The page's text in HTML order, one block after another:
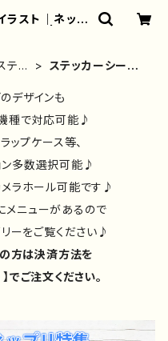
ラスト｜ネップ
ー/グッズ/人
貨屋アリうさ
テッ
｜お
ル
ステッカーシール
プリ｜男の子｜お
しゃれ｜人気
デザインも
種で対応可能♪
ップケース等、
ン多数選択可能♪
ラホール可能です♪
メニューがあるので
ーをご覧ください♪
方は決済方法を
でご注文ください。